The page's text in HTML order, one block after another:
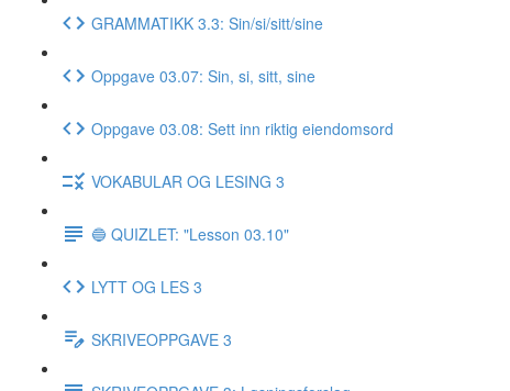
GRAMMATIKK 3.3: Sin/si/sitt/sine
Oppgave 03.07: Sin, si, sitt, sine
Oppgave 03.08: Sett inn riktig eiendomsord
VOKABULAR OG LESING 3
🔵 QUIZLET: "Lesson 03.10"
LYTT OG LES 3
SKRIVEOPPGAVE 3